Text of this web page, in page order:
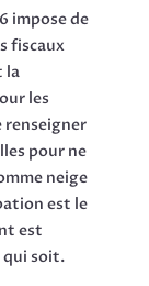
impose de
fiscaux
la
les
renseigner
pour ne
neige
est le
est
qui soit.